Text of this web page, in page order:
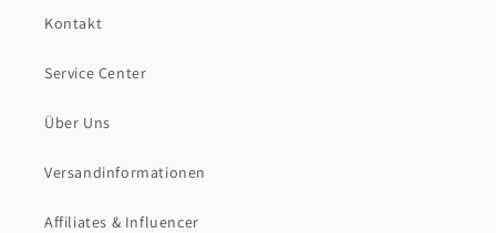
Kontakt
Service Center
Über Uns
Versandinformationen
Affiliates & Influencer